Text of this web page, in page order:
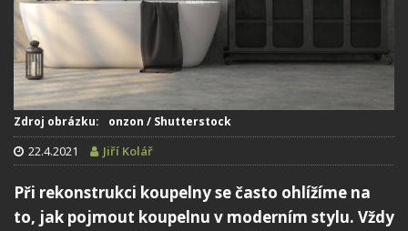
Zdroj obrázku: onzon / Shutterstock
22.4.2021 Jiří Kolář
Při rekonstrukci koupelny se často ohlížíme na
to, jak pojmout koupelnu v moderním stylu. Vždy